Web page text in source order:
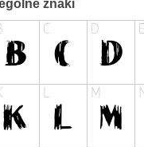
znaki